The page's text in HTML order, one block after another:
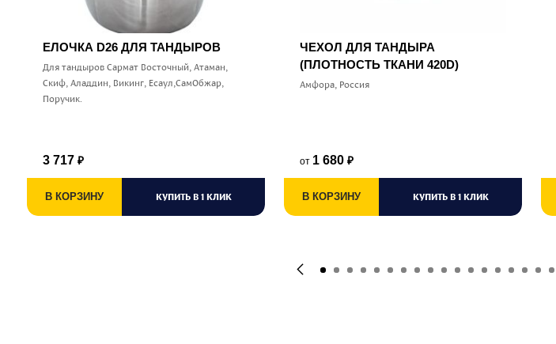
ЕЛОЧКА D26 ДЛЯ ТАНДЫРОВ
Для тандыров Сармат Восточный, Атаман,
Скиф, Аладдин, Викинг, Есаул,СамОбжар,
Поручик.
3 717 ₽
В КОРЗИНУ КУПИТЬ В 1 КЛИК
ЧЕХОЛ ДЛЯ ТАНДЫРА
(ПЛОТНОСТЬ ТКАНИ 420D)
Амфора, Россия
от 1 680 ₽
В КОРЗИНУ КУПИТЬ В 1 КЛИК